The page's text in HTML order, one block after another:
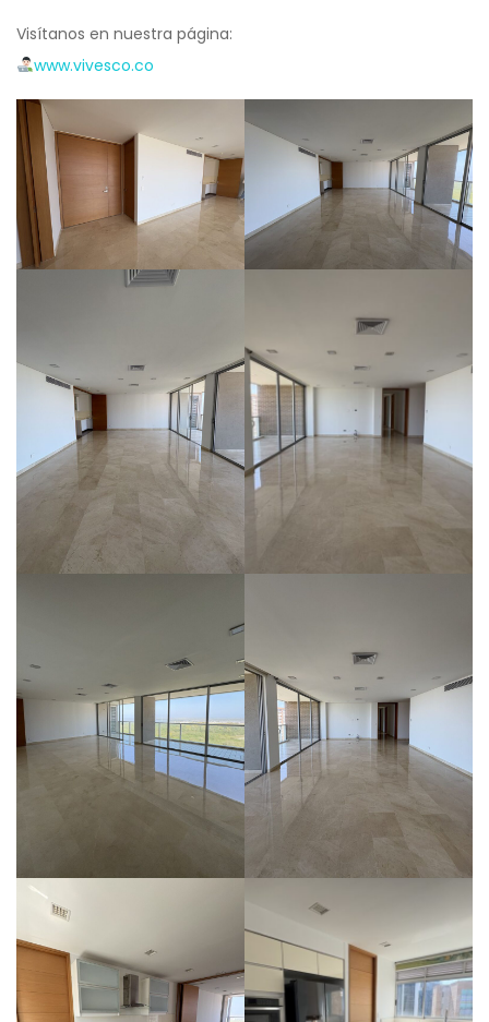
Visítanos en nuestra página:
www.vivesco.co